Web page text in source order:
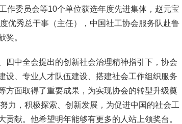
作委员会等10个单位获选年度先进集体，赵元宝
优秀总干事（主任），中国社工协会服务队赴鲁
奖。
四中全会提出的创新社会治理精神指引下，协会
设、专业人才队伍建设、搭建社会工作组织服务
方面取得了重要成果，为实现协会的转型升级奠
力，积极探索、创新发展，为促进中国的社会工
献。他希望明年能够有更多的人站上领奖台。